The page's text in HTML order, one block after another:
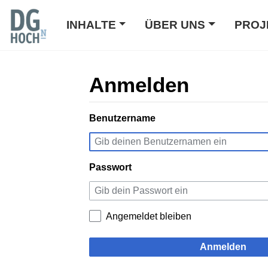
INHALTE ÜBER UNS
Anmelden
Wechseln zu:Navigation
Benutzername
Passwort
Angemeldet bleiben
Anmelden